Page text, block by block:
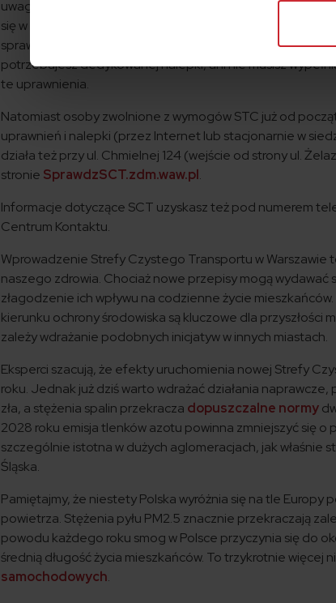
uwagę na znaki, zwłaszcza jeśli auto nie spełnia
się w Strefie Czystego Transportu, na stronie Zarządu
sprawdzić, czy Twój pojazd spełnia wymogi. Jeśli Twój
potrzebujesz dedykowanej nalepki, ani nie musisz
te uprawnienia.
Natomiast osoby zwolnione z wymogów STC już od
uprawnień i nalepki (przez Internet lub stacjonarnie w
działa też przy ul. Chmielnej 124 (wejście od strony ul.
stronie SprawdzSCT.zdm.waw.pl.
Informacje dotyczące SCT uzyskasz też pod numerem
Centrum Kontaktu.
Wprowadzenie Strefy Czystego Transportu w Warszawie
naszego zdrowia. Chociaż nowe przepisy mogą wydawać
złagodzenie ich wpływu na codzienne życie
kierunku ochrony środowiska są kluczowe dla przyszłości
zależy wdrażanie podobnych inicjatyw w innych miastach.
Eksperci szacują, że efekty uruchomienia nowej Strefy
roku. Jednak już dziś warto wdrażać działania
zła, a stężenia spalin przekracza dopuszczalne normy
2028 roku emisja tlenków azotu powinna zmniejszyć się o
szczególnie istotna w dużych aglomeracjach, jak właśnie
Śląska.
Pamiętajmy, że niestety Polska wyróżnia się na tle
powietrza. Stężenia pyłu PM2.5 znacznie przekraczają
powodu każdego roku smog w Polsce przyczynia się do
średnią długość życia mieszkańców. To trzykrotnie więcej
samochodowych.​